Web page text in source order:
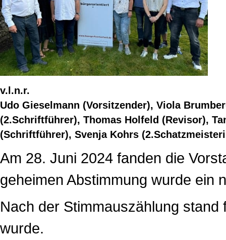
v.l.n.r.
Udo Gieselmann (Vorsitzender), Viola
(2.Schriftführer), Thomas Holfeld (Revisor),
(Schriftführer), Svenja Kohrs
Am 28. Juni 2024 fanden die
geheimen Abstimmung wurde ein
Nach der Stimmauszählung
wurde.